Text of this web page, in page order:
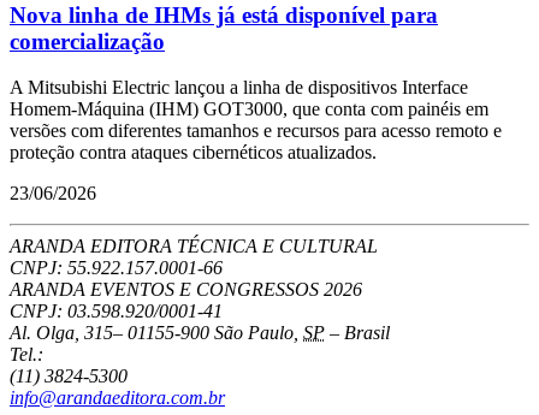
Nova linha de IHMs já está disponível para
comercialização
A Mitsubishi Electric lançou a linha de dispositivos Interface
Homem-Máquina (IHM) GOT3000, que conta com painéis em
versões com diferentes tamanhos e recursos para acesso remoto e
proteção contra ataques cibernéticos atualizados.
23/06/2026
ARANDA EDITORA TÉCNICA E CULTURAL
CNPJ: 55.922.157.0001-66
ARANDA EVENTOS E CONGRESSOS 2026
CNPJ: 03.598.920/0001-41
Al. Olga, 315– 01155-900 São Paulo SP – Brasil
Tel.:
(11) 3824-5300
info@arandaeditora.com.br